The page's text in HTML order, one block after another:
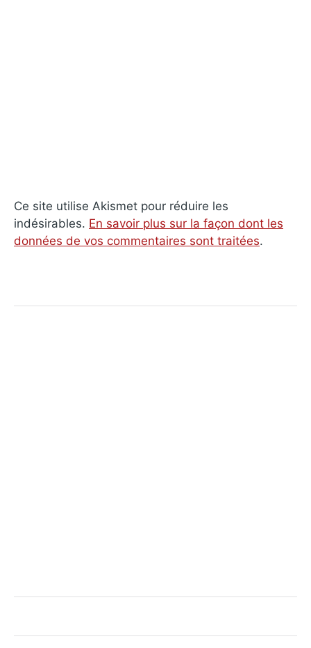
Ce site utilise Akismet pour réduire les
indésirables. En savoir plus sur la façon dont les
données de vos commentaires sont traitées.